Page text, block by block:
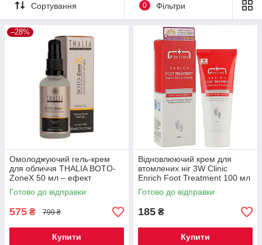
Сортування 0 Фільтри
–28%
Омолоджуючий гель-крем
для обличчя THALIA BOTO-
ZoneX 50 мл – ефект
ботоксу, розгладження
зморшок
Готово до відправки
575 ₴ 799 ₴
Купити
Відновлюючий крем для
втомлених ніг 3W Clinic
Enrich Foot Treatment 100 мл
Готово до відправки
185 ₴
Купити